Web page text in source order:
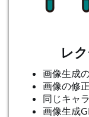
レ
画像生成
画像の修正
同じキャ
画像生成